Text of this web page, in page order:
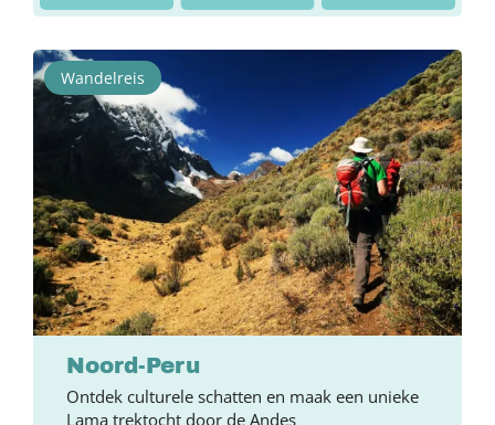
Wandelreis
Noord-Peru
Ontdek culturele schatten en maak een unieke
Lama trektocht door de Andes